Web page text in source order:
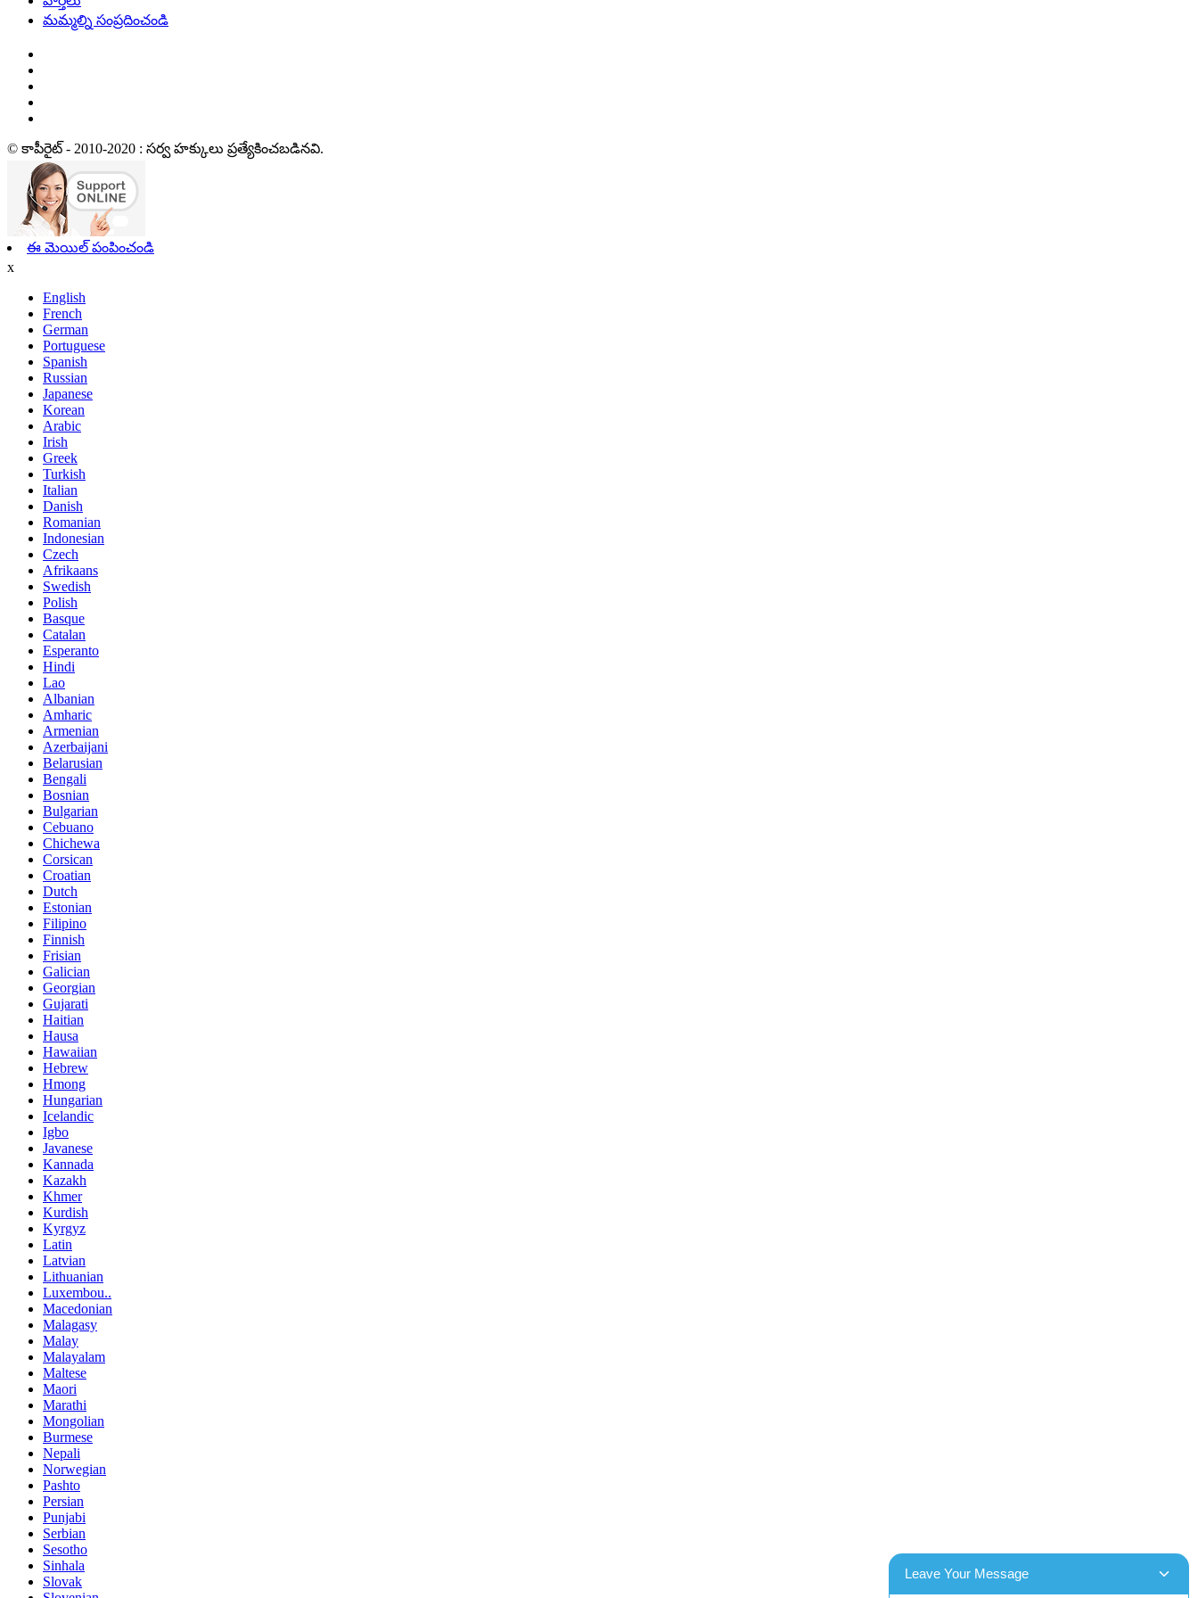
మమ్మల్ని సంప్రదించండి
© కాపీరైట్ - 2010-2020 : సర్వ హక్కులు ప్రత్యేకించబడినవి.
ఈ మెయిల్ పంపించండి
x
English
French
German
Portuguese
Spanish
Russian
Japanese
Korean
Arabic
Irish
Greek
Turkish
Italian
Danish
Romanian
Indonesian
Czech
Afrikaans
Swedish
Polish
Basque
Catalan
Esperanto
Hindi
Lao
Albanian
Amharic
Armenian
Azerbaijani
Belarusian
Bengali
Bosnian
Bulgarian
Cebuano
Chichewa
Corsican
Croatian
Dutch
Estonian
Filipino
Finnish
Frisian
Galician
Georgian
Gujarati
Haitian
Hausa
Hawaiian
Hebrew
Hmong
Hungarian
Icelandic
Igbo
Javanese
Kannada
Kazakh
Khmer
Kurdish
Kyrgyz
Latin
Latvian
Lithuanian
Luxembou..
Macedonian
Malagasy
Malay
Malayalam
Maltese
Maori
Marathi
Mongolian
Burmese
Nepali
Norwegian
Pashto
Persian
Punjabi
Serbian
Sesotho
Sinhala
Slovak